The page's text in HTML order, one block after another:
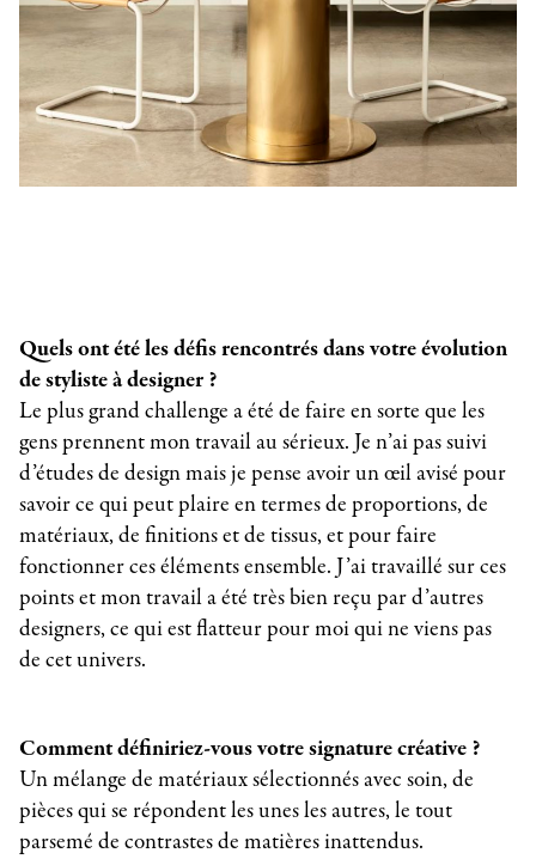
Quels ont été les défis rencontrés dans votre évolution
de styliste à designer ?
Le plus grand challenge a été de faire en sorte que les
gens prennent mon travail au sérieux. Je n’ai pas suivi
d’études de design mais je pense avoir un œil avisé pour
savoir ce qui peut plaire en termes de proportions, de
matériaux, de finitions et de tissus, et pour faire
fonctionner ces éléments ensemble. J’ai travaillé sur ces
points et mon travail a été très bien reçu par d’autres
designers, ce qui est flatteur pour moi qui ne viens pas
de cet univers.
Comment définiriez-vous votre signature créative ?
Un mélange de matériaux sélectionnés avec soin, de
pièces qui se répondent les unes les autres, le tout
parsemé de contrastes de matières inattendus.